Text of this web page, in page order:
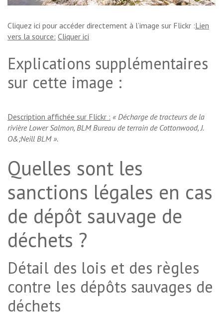
Cliquez ici pour accéder directement à l’image sur Flickr :Lien
vers la source: Cliquer ici
Explications supplémentaires
sur cette image :
Description affichée sur Flickr : « Décharge de tracteurs de la
rivière Lower Salmon, BLM Bureau de terrain de Cottonwood, J.
O&;Neill BLM ».
Quelles sont les
sanctions légales en cas
de dépôt sauvage de
déchets ?
Détail des lois et des règles
contre les dépôts sauvages de
déchets